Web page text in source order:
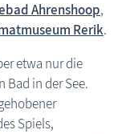
Ahrenshoop,
Rerik.
etwa nur die
Bad in der See.
Spiels,